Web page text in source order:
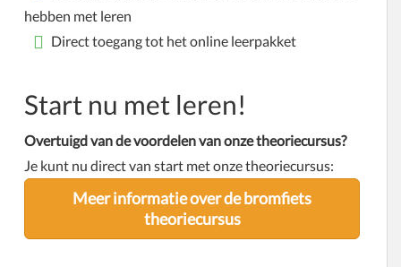
hebben met leren
Direct toegang tot het online leerpakket
Start nu met leren!
Overtuigd van de voordelen van onze theoriecursus?
Je kunt nu direct van start met onze theoriecursus:
Meer informatie over de bromfiets
theoriecursus